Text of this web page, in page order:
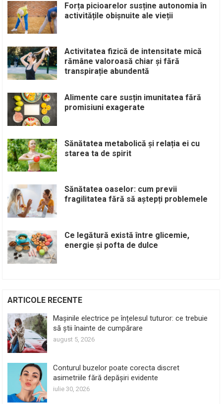
Forța picioarelor susține autonomia în
activitățile obișnuite ale vieții
Activitatea fizică de intensitate mică
rămâne valoroasă chiar și fără
transpirație abundentă
Alimente care susțin imunitatea fără
promisiuni exagerate
Sănătatea metabolică și relația ei cu
starea ta de spirit
Sănătatea oaselor: cum previi
fragilitatea fără să aștepți problemele
Ce legătură există între glicemie,
energie și pofta de dulce
ARTICOLE RECENTE
Mașinile electrice pe înțelesul tuturor: ce trebuie
să știi înainte de cumpărare
august 5, 2026
Conturul buzelor poate corecta discret
asimetriile fără depășiri evidente
iulie 30, 2026